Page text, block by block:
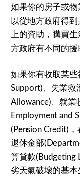
如果你的房子或
以從地方政府得
上的資助，購買
方政府有不同的援
如果你有收取某
Support)、失業救
Allowance)、就業
Employment and
(Pension Credit)
退休金部
算貸款(Budgeting
劣天氣破壞的基本